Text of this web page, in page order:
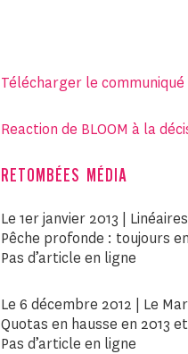
Télécharger le communiqué
Reaction de BLOOM à la
RETOMBÉES MÉDIA
Le 1er janvier 2013 | Linéaires
Pêche profonde : toujours
Pas d’article en ligne
Le 6 décembre 2012 | Le
Quotas en hausse en 2013
Pas d’article en ligne